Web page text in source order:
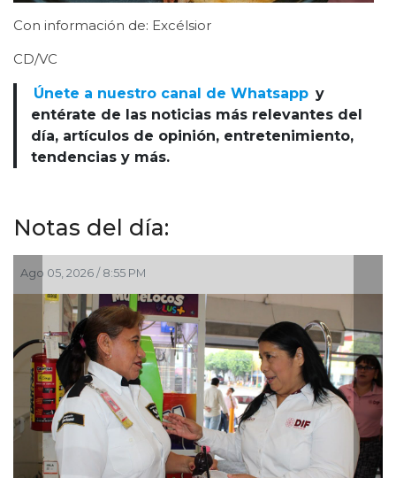
Con información de: Excélsior
CD/VC
Únete a nuestro canal de Whatsapp y
entérate de las noticias más relevantes del
día, artículos de opinión, entretenimiento,
tendencias y más.
Notas del día:
Ago 05, 2026 / 2:23 PM